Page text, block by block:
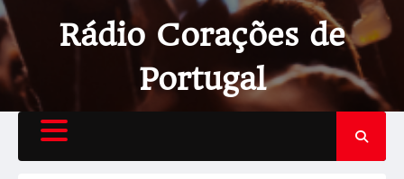
Rádio Corações de
Portugal